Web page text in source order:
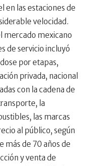
en las estaciones de
velocidad.
mercado mexicano
de servicio incluyó
por etapas,
privada, nacional
con la cadena de
la
las marcas
al público, según
más de 70 años de
y venta de